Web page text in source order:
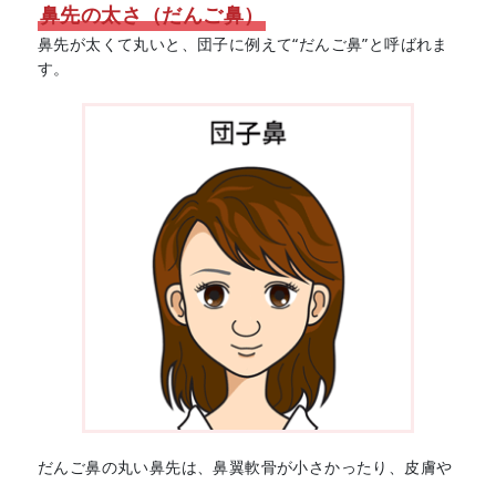
鼻先の太さ（だんご鼻）
鼻先が太くて丸いと、団子に例えて“だんご鼻”と呼ばれま
す。
だんご鼻の丸い鼻先は、鼻翼軟骨が小さかったり、皮膚や